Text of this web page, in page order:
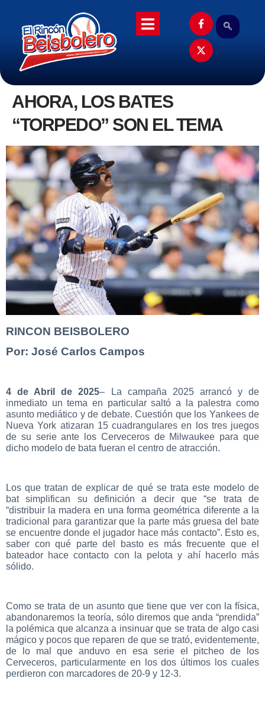
AHORA, LOS BATES
“TORPEDO” SON EL TEMA
RINCON BEISBOLERO
Por: José Carlos Campos
4 de Abril de 2025– La campaña 2025 arrancó y de
inmediato un tema en particular saltó a la palestra como
asunto mediático y de debate. Cuestión que los Yankees de
Nueva York atizaran 15 cuadrangulares en los tres juegos
de su serie ante los Cerveceros de Milwaukee para que
dicho modelo de bata fueran el centro de atracción.
Los que tratan de explicar de qué se trata este modelo de
bat simplifican su definición a decir que “se trata de
“distribuir la madera en una forma geométrica diferente a la
tradicional para garantizar que la parte más gruesa del bate
se encuentre donde el jugador hace más contacto”. Esto es,
saber con qué parte del basto es más frecuente que el
bateador hace contacto con la pelota y ahí hacerlo más
sólido.
Como se trata de un asunto que tiene que ver con la física,
abandonaremos la teoría, sólo diremos que anda “prendida”
la polémica que alcanza a insinuar que se trata de algo casi
mágico y pocos que reparen de que se trató, evidentemente,
de lo mal que anduvo en esa serie el pitcheo de los
Cerveceros, particularmente en los dos últimos los cuales
perdieron con marcadores de 20-9 y 12-3.